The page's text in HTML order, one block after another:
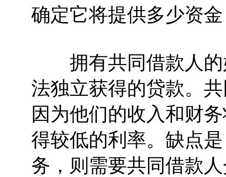
确定它将提供多少资
拥有共同借款人的
法独立获得的贷款。
因为他们的收入和财
得较低的利率。缺点
务，则需要共同借款